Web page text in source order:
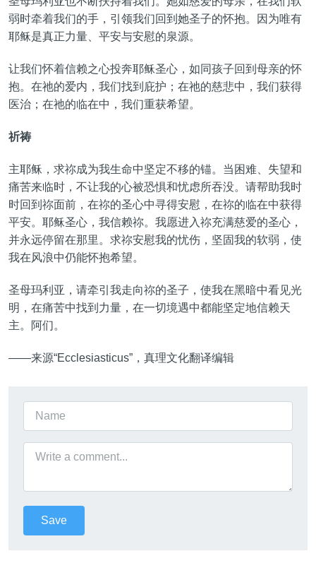
弱时牵着我们的手，引领我们回到她圣子的怀抱。因为唯有
耶稣是真正力量、平安与安慰的泉源。
让我们怀着信赖之心投奔耶稣圣心，如同孩子回到母亲的怀
抱。在祂的爱内，我们找到庇护；在祂的慈悲中，我们获得
医治；在祂的临在中，我们重获希望。
祈祷
主耶稣，求祢成为我生命中坚定不移的锚。当困难、失望和
痛苦来临时，不让我的心被恐惧和忧虑所吞没。请帮助我时
时回到祢面前，在祢的圣心中寻得安慰，在祢的临在中获得
平安。耶稣圣心，我信赖祢。我愿进入祢充满慈爱的圣心，
并永远停留在那里。求祢安慰我的忧伤，坚固我的软弱，使
我在风浪中仍能怀抱希望。
圣母玛利亚，请牵引我走向祢的圣子，使我在黑暗中看见光
明，在痛苦中找到力量，在一切境遇中都能坚定地信赖天
主。阿们。
——来源“Ecclesiasticus”，真理文化翻译编辑